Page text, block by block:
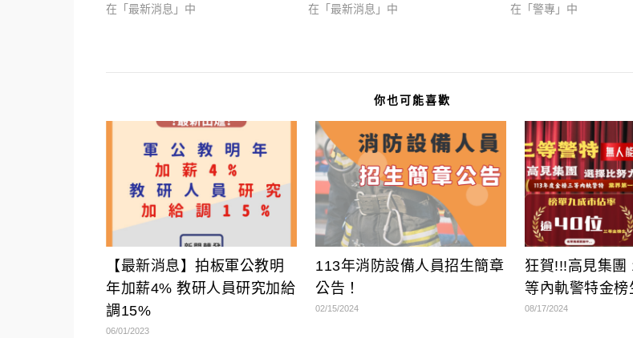
在「最新消息」中
在「最新消息」中
在「警專」中
你也可能喜歡
【最新消息】拍板軍公教明
年加薪4% 教研人員研究加給
調15%
06/01/2023
113年消防設備人員招生簡章
公告！
02/15/2024
狂賀!!!高見集團
等內軌警特金
08/17/2024